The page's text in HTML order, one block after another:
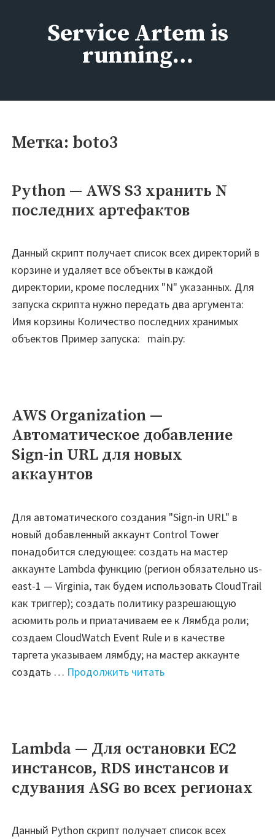
содержимомуService Artem is
running…
Метка: boto3
Python — AWS S3 хранить N
последних артефактов
Данный скрипт получает список всех директорий в
корзине и удаляет все объекты в каждой
директории, кроме последних "N" указанных. Для
запуска скрипта нужно передать два аргумента:
Имя корзины Количество последних хранимых
объектов Пример запуска: main.py:
AWS Organization —
Автоматическое добавление
Sign-in URL для новых
аккаунтов
Для автоматического создания "Sign-in URL" в
новый добавленный аккаунт Control Tower
понадобится следующее: создать на мастер
аккаунте Lambda функцию (регион обязательно us-
east-1 — Virginia, так будем использовать CloudTrail
как триггер); создать политику разрешающую
асюмить роль и приатачиваем ее к Лямбда роли;
создаем CloudWatch Event Rule и в качестве
таргета указываем лямбду; на мастер аккаунте
создать … Продолжить читать"AWS
добавление
Sign-
in
URL
новых
Lambda — Для остановки EC2
инстансов, RDS инстансов и
сдувания ASG во всех регионах
Данный Python скрипт получает список всех